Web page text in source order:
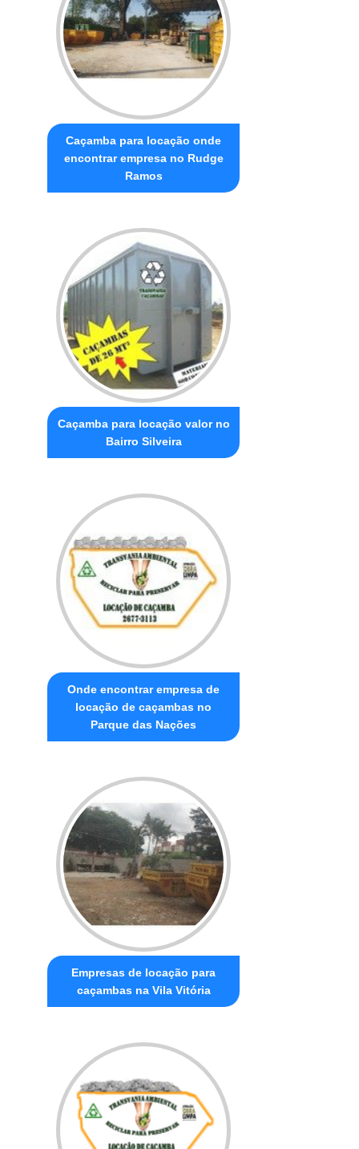
Caçamba para locação onde
encontrar empresa no Rudge
Ramos
Caçamba para locação valor no
Bairro Silveira
Onde encontrar empresa de
locação de caçambas no
Parque das Nações
Empresas de locação para
caçambas na Vila Vitória